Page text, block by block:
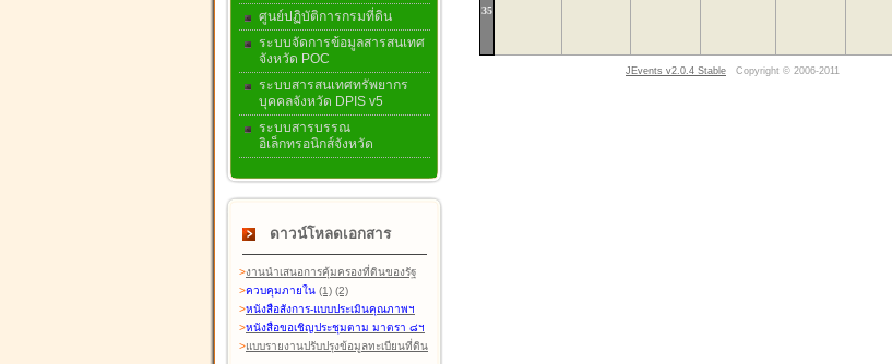
ศูนย์ปฏิบัติการกรมที่ดิน
ระบบจัดการข้อมูลสารสนเทศ
จังหวัด POC
ระบบสารสนเทศทรัพยากร
บุคคลจังหวัด DPIS v5
ระบบสารบรรณ
อิเล็กทรอนิกส์จังหวัด
ดาวน์โหลดเอกสาร
>งานนำเสนอการคุ้มครองที่ดินของรัฐ
>ควบคุมภายใน (1) (2)
>หนังสือสังการ-แบบประเมินคุณภาพฯ
>หนังสือขอเชิญประชุมตาม มาตรา ๘ฯ
>แบบรายงานปรับปรุงข้อมูลทะเบียนที่ดิน
35
JEvents v2.0.4 Stable Copyright © 2006-2011